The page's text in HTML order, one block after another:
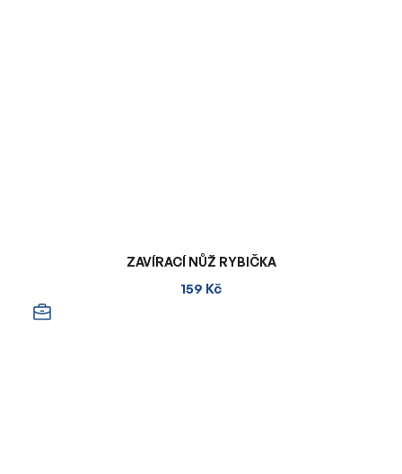
ZAVÍRACÍ NŮŽ RYBIČKA
159 Kč